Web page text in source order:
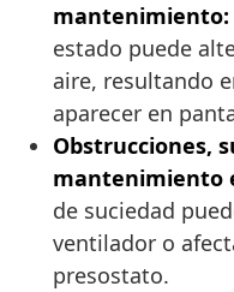
mantenimiento:
estado puede
aire, resultando
aparecer en
Obstrucciones,
mantenimiento
de suciedad
ventilador o
presostato.